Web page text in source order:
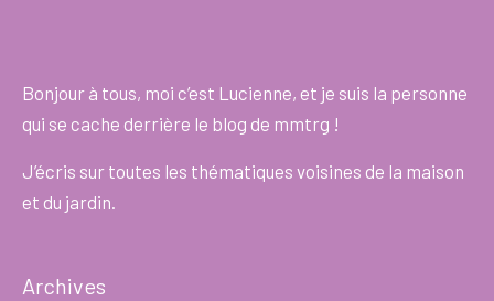
Bonjour à tous, moi c’est Lucienne, et je suis la personne
qui se cache derrière le blog de mmtrg !
J’écris sur toutes les thématiques voisines de la maison
et du jardin.
Archives